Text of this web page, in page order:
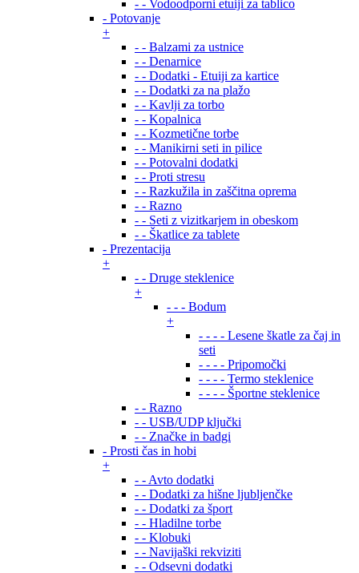
- - Vodoodporni etuiji za tablico
- Potovanje
+
- - Balzami za ustnice
- - Denarnice
- - Dodatki - Etuiji za kartice
- - Dodatki za na plažo
- - Kavlji za torbo
- - Kopalnica
- - Kozmetične torbe
- - Manikirni seti in pilice
- - Potovalni dodatki
- - Proti stresu
- - Razkužila in zaščitna oprema
- - Razno
- - Seti z vizitkarjem in obeskom
- - Škatlice za tablete
- Prezentacija
+
- - Druge steklenice
+
- - - Bodum
+
- - - - Lesene škatle za čaj in
seti
- - - - Pripomočki
- - - - Termo steklenice
- - - - Športne steklenice
- - Razno
- - USB/UDP ključki
- - Značke in badgi
- Prosti čas in hobi
+
- - Avto dodatki
- - Dodatki za hišne ljubljenčke
- - Dodatki za šport
- - Hladilne torbe
- - Klobuki
- - Navijaški rekviziti
- - Odsevni dodatki